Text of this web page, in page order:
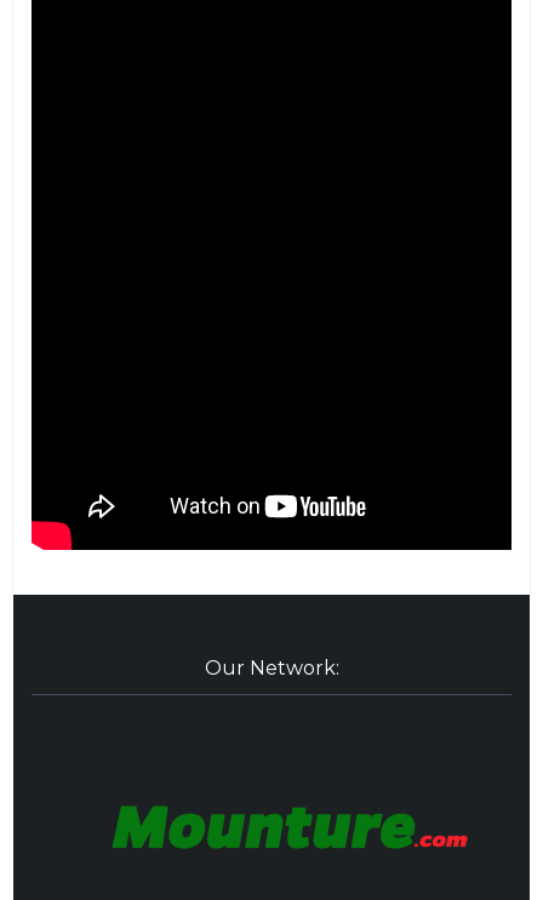
Our Network: